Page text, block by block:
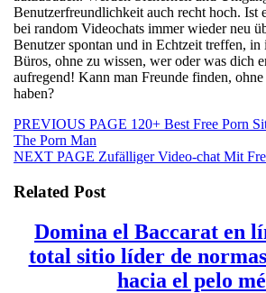
Benutzerfreundlichkeit auch recht hoch. Ist
bei random Videochats immer wieder neu
Benutzer spontan und in Echtzeit treffen,
Büros, ohne zu wissen, wer oder was dich
aufregend! Kann man Freunde finden,
haben?
Beitragsnavigation
PREVIOUS PAGE Previous
120+ Best Free Porn
The Porn Man
NEXT PAGE Next
Zufälliger Video-chat Mit
Related Post
Domina el Baccarat en
total sitio líder de
hacia el pelo